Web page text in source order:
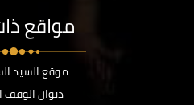
مواقع
موقع السيد
ديوان